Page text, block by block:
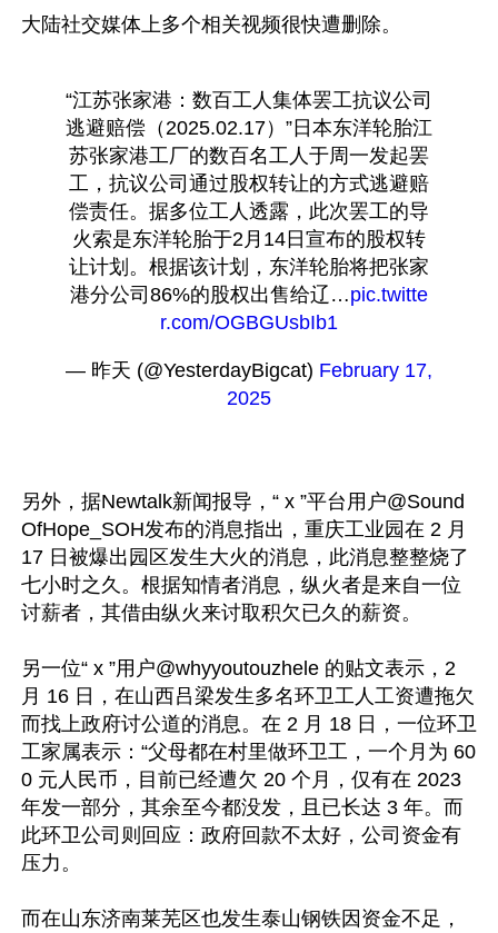
大陆社交媒体上多个相关视频很快遭删除。
“江苏张家港：数百工人集体罢工抗议公司
逃避赔偿（2025.02.17）”日本东洋轮胎江
苏张家港工厂的数百名工人于周一发起罢
工，抗议公司通过股权转让的方式逃避赔
偿责任。据多位工人透露，此次罢工的导
火索是东洋轮胎于2月14日宣布的股权转
让计划。根据该计划，东洋轮胎将把张家
港分公司86%的股权出售给辽…pic.twitte
r.com/OGBGUsbIb1
— 昨天 (@YesterdayBigcat) February 17,
2025
另外，据Newtalk新闻报导，“ x ”平台用户@Sound
OfHope_SOH发布的消息指出，重庆工业园在 2 月
17 日被爆出园区发生大火的消息，此消息整整烧了
七小时之久。根据知情者消息，纵火者是来自一位
讨薪者，其借由纵火来讨取积欠已久的薪资。
另一位“ x ”用户@whyyoutouzhele 的贴文表示，2
月 16 日，在山西吕梁发生多名环卫工人工资遭拖欠
而找上政府讨公道的消息。在 2 月 18 日，一位环卫
工家属表示：“父母都在村里做环卫工，一个月为 60
0 元人民币，目前已经遭欠 20 个月，仅有在 2023
年发一部分，其余至今都没发，且已长达 3 年。而
此环卫公司则回应：政府回款不太好，公司资金有
压力。
而在山东济南莱芜区也发生泰山钢铁因资金不足，